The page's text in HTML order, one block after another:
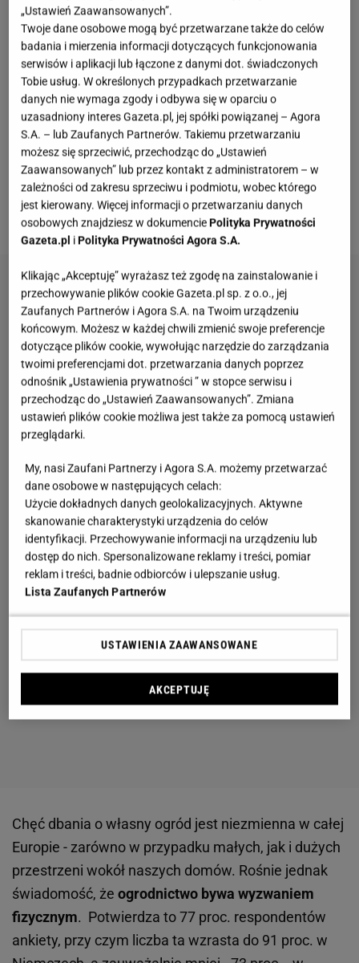
bardziej "smart" - to kluczowy wniosek z
tegorocznego europejskiego badania "Ogrody
Europy", zleconego przez STIGA - wiodącego na
świecie producenta maszyn i urządzeń do
pielęgnacji ogrodów - przeprowadzonego w
partnerstwie z YouGov. W swojej trzeciej edycji
koncentrowało się ono naewolucji technologicznej
w pielęgnacji ogrodów oraz preferencjach
konsumentów dotyczących inteligentnych narzędzi
do zarządzania ich terenami zielonymi.
Chęć dbania o własny ogród jest niezmienna w całej
Europie - zarówno w przypadku małych, jak i dużych
przestrzeni wokół naszych domów. Rośnie jednak
świadomość, że ogrodnictwo bywa wyzwaniem
fizycznym. Potwierdza to 77 proc. respondentów
ankiety, przy czym liczba ta wzrasta do 91 proc. w
„Ustawień Zaawansowanych”.
Twoje dane osobowe mogą być przetwarzane także do celów
badania i mierzenia informacji dotyczących funkcjonowania
serwisów i aplikacji lub łączone z danymi dot. świadczonych
Tobie usług. W określonych przypadkach przetwarzanie
danych nie wymaga zgody i odbywa się w oparciu o
uzasadniony interes Gazeta.pl, jej spółki powiązanej – Agora
S.A. – lub Zaufanych Partnerów. Takiemu przetwarzaniu
możesz się sprzeciwić, przechodząc do „Ustawień
Zaawansowanych” lub przez kontakt z administratorem – w
zależności od zakresu sprzeciwu i podmiotu, wobec którego
jest kierowany. Więcej informacji o przetwarzaniu danych
osobowych znajdziesz w dokumenciePolityka Prywatności
Gazeta.pl iPolityka Prywatności Agora S.A.
Klikając „Akceptuję” wyrażasz też zgodę na zainstalowanie i
przechowywanie plików cookie Gazeta.pl sp. z o.o., jej
Zaufanych Partnerów i Agora S.A. na Twoim urządzeniu
końcowym. Możesz w każdej chwili zmienić swoje preferencje
dotyczące plików cookie, wywołując narzędzie do zarządzania
twoimi preferencjami dot. przetwarzania danych poprzez
odnośnik „Ustawienia prywatności ” w stopce serwisu i
przechodząc do „Ustawień Zaawansowanych”. Zmiana
ustawień plików cookie możliwa jest także za pomocą ustawień
przeglądarki.
My, nasi Zaufani Partnerzy i Agora S.A. możemy przetwarzać
dane osobowe w następujących celach:
Użycie dokładnych danych geolokalizacyjnych. Aktywne
skanowanie charakterystyki urządzenia do celów
identyfikacji. Przechowywanie informacji na urządzeniu lub
dostęp do nich. Spersonalizowane reklamy i treści, pomiar
reklam i treści, badnie odbiorców i ulepszanie usług.
Lista Zaufanych Partnerów
USTAWIENIA ZAAWANSOWANE
AKCEPTUJĘ